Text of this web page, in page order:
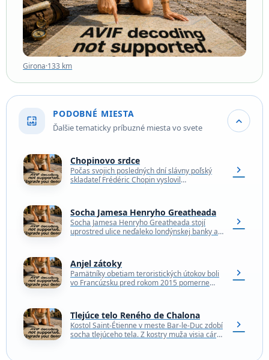
Girona·133 km
wallpaper
PODOBNÉ MIESTA
Ďalšie tematicky príbuzné miesta vo svete expand_more
Chopinovo srdce
Počas svojich posledných dní slávny poľský
skladateľ Frédéric Chopin vyslovil
chevron_right
Socha Jamesa Henryho Greatheada
Socha Jamesa Henryho Greatheada stojí
uprostred ulice neďaleko londýnskej banky a
chevron_right
Anjel zátoky
Pamätníky obetiam teroristických útokov boli
vo Francúzsku pred rokom 2015 pomerne
chevron_right
Tlejúce telo Reného de Chalona
Kostol Saint-Étienne v meste Bar-le-Duc zdobí
socha tlejúceho tela. Z kostry muža visia cáry
chevron_right